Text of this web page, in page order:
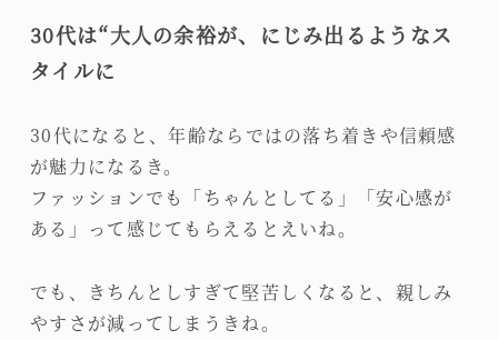
30代は“大人の余裕が、にじみ出るようなス
タイルに
30代になると、年齢ならではの落ち着きや信頼感
が魅力になるき。
ファッションでも「ちゃんとしてる」「安心感が
ある」って感じてもらえるとえいね。
でも、きちんとしすぎて堅苦しくなると、親しみ
やすさが減ってしまうきね。